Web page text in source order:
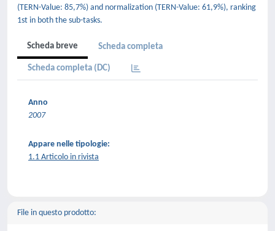
(TERN-Value: 85,7%) and normalization (TERN-Value: 61,9%), ranking
1st in both the sub-tasks.
Scheda breve Scheda completa
Scheda completa (DC)
Anno
2007
Appare nelle tipologie:
1.1 Articolo in rivista
File in questo prodotto: